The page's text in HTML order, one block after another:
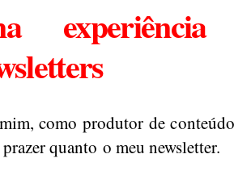
como produtor de
quanto o meu newsletter.